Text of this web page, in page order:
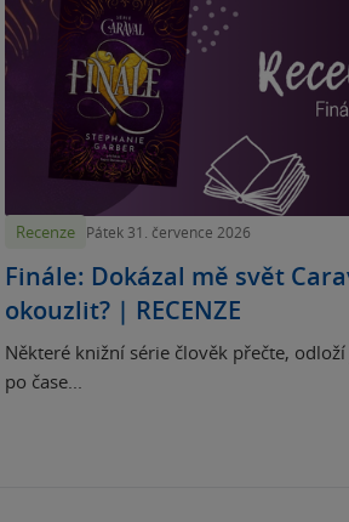
Recenze Pátek 31. července 2026
Finále: Dokázal mě svět
okouzlit? | RECENZE
Některé knižní série člověk přečte,
po čase...